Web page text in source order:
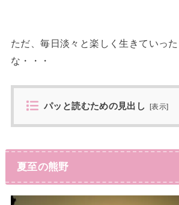
ただ、毎日淡々と楽しく生きていっ
な・・・
パッと読むための見出し [表示]
夏至の熊野